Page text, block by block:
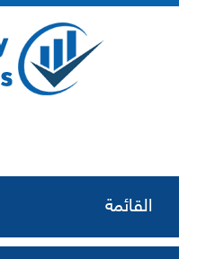
القائمة